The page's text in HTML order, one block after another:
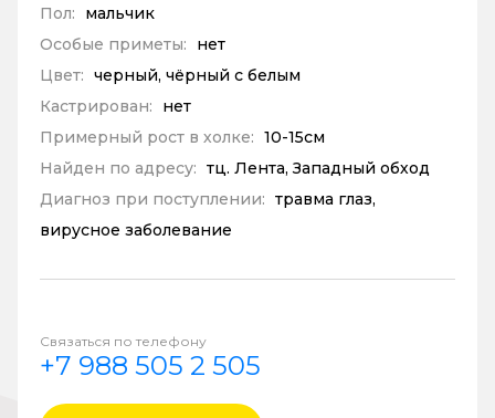
Пол:
мальчик
Особые приметы:
нет
Цвет: черный, чёрный с белым
Кастрирован:
нет
Примерный рост в холке: 10-15см
Найден по адресу: тц. Лента, Западный обход
Диагноз при поступлении: травма глаз,
вирусное заболевание
Связаться по телефону
+7 988 505 2 505